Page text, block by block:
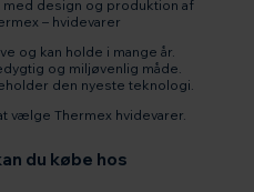
med design og produktion af
– hvidevarer
og kan holde i mange år.
og miljøvenlig måde.
den nyeste teknologi.
vælge Thermex hvidevarer.
du købe hos